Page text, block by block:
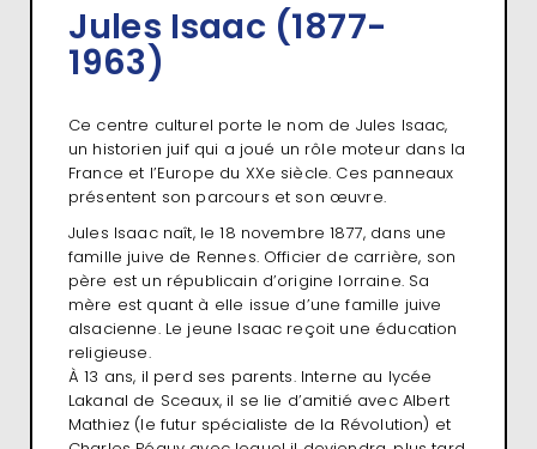
Jules Isaac (1877-
1963)
Ce centre culturel porte le nom de Jules Isaac,
un historien juif qui a joué un rôle moteur dans la
France et l’Europe du XXe siècle. Ces panneaux
présentent son parcours et son œuvre.
Jules Isaac naît, le 18 novembre 1877, dans une
famille juive de Rennes. Officier de carrière, son
père est un républicain d’origine lorraine. Sa
mère est quant à elle issue d’une famille juive
alsacienne. Le jeune Isaac reçoit une éducation
religieuse.
À 13 ans, il perd ses parents. Interne au lycée
Lakanal de Sceaux, il se lie d’amitié avec Albert
Mathiez (le futur spécialiste de la Révolution) et